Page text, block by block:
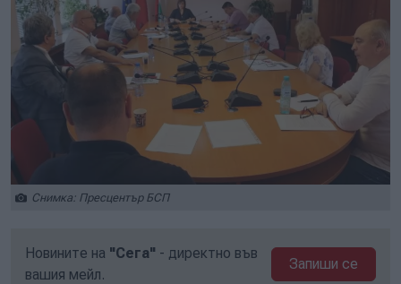
Снимка: Пресцентър БСП
Новините на "Сега" - директно във
вашия мейл.
Запиши се